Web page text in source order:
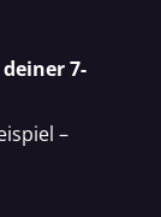
7-
–